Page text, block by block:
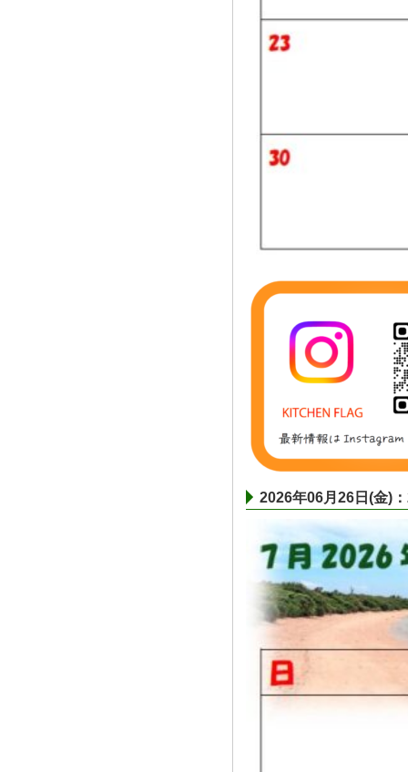
2026年06月26日(金)